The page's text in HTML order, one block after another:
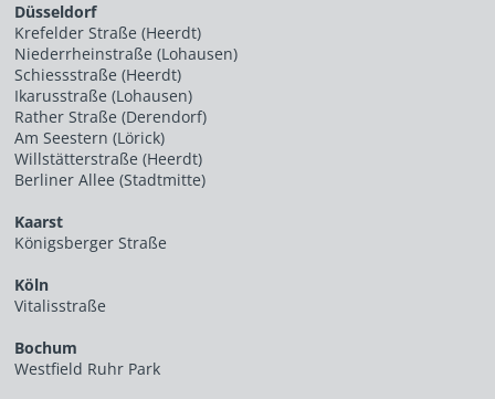
Düsseldorf
Krefelder Straße (Heerdt)
Niederrheinstraße (Lohausen)
Schiessstraße (Heerdt)
Ikarusstraße (Lohausen)
Rather Straße (Derendorf)
Am Seestern (Lörick)
Willstätterstraße (Heerdt)
Berliner Allee (Stadtmitte)
Kaarst
Königsberger Straße
Köln
Vitalisstraße
Bochum
Westfield Ruhr Park